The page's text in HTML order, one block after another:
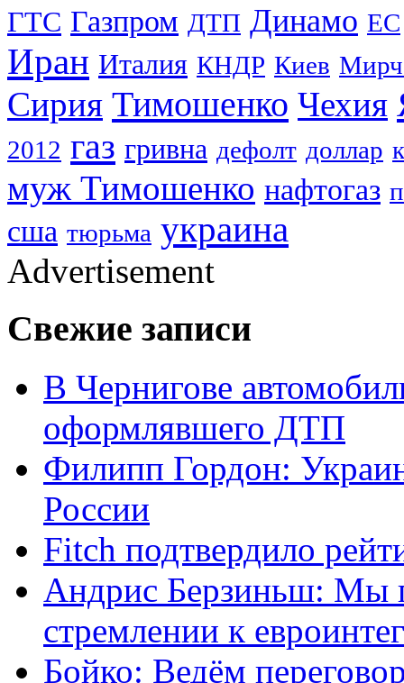
ГТС Газпром ДТП Динамо ЕС
Иран Италия КНДР Киев
Сирия Тимошенко Чехия
2012 газ гривна дефолт доллар
муж Тимошенко нафтогаз
сша тюрьма украина
Advertisement
Свежие записи
В Чернигове
оформлявшего ДТП
Филипп Гордон:
России
Fitch подтвердило
Андрис Берзиньш: Мы
стремлении к
Бойко: Ведём